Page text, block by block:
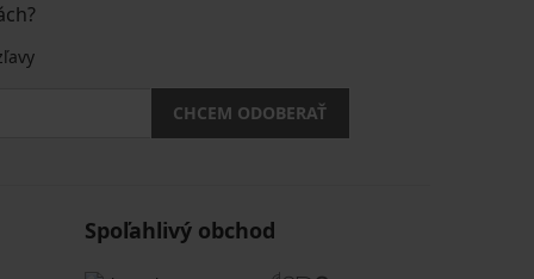
CHCEM ODOBERAŤ
Spoľahlivý obchod